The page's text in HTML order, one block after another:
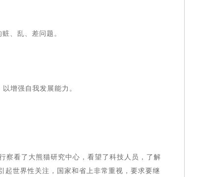
、乱、差问题。
增强自我发展能力。
察看了大熊猫研究中心，看望了科技人员，了解
起世界性关注，国家和省上非常重视，要求要继